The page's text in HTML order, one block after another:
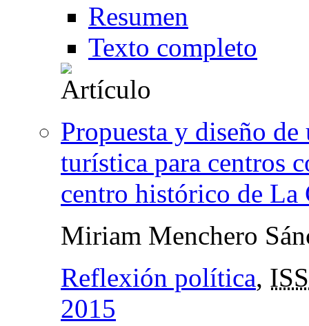
Resumen
Texto completo
Propuesta y diseño
turística para centros
centro histórico de La
Miriam Menchero
Reflexión política,
2015